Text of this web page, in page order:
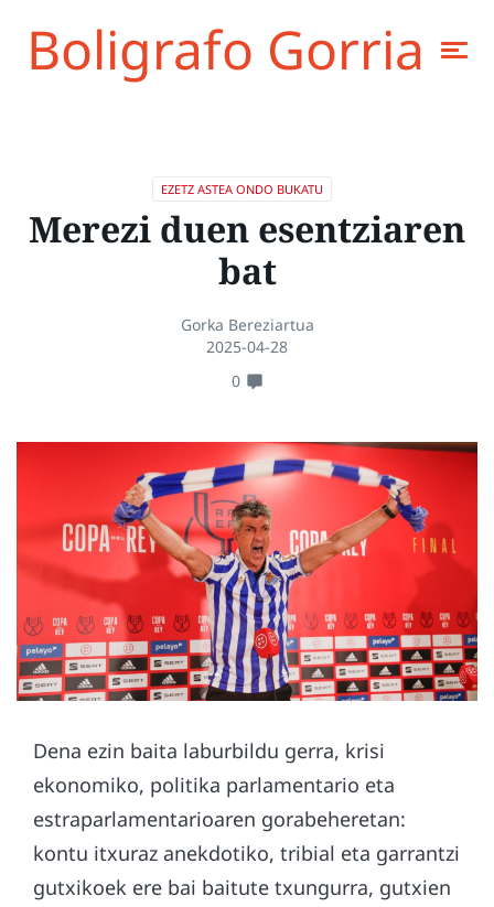
Boligrafo Gorria
EZETZ ASTEA ONDO BUKATU
Merezi duen esentziaren
bat
Gorka Bereziartua
2025-04-28
0
Dena ezin baita laburbildu gerra, krisi
ekonomiko, politika parlamentario eta
estraparlamentarioaren gorabeheretan:
kontu itxuraz anekdotiko, tribial eta garrantzi
gutxikoek ere bai baitute txungurra, gutxien